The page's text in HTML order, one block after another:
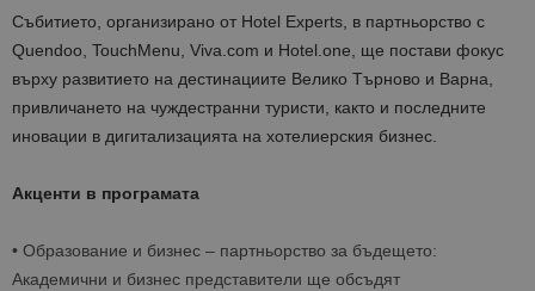
Събитието, организирано от Hotel Experts, в партньорство с
Quendoo, TouchMenu, Viva.com и Hotel.one, ще постави фокус
върху развитието на дестинациите Велико Търново и Варна,
привличането на чуждестранни туристи, както и последните
иновации в дигитализацията на хотелиерския бизнес.
Акценти в програмата
• Образование и бизнес – партньорство за бъдещето:
Академични и бизнес представители ще обсъдят